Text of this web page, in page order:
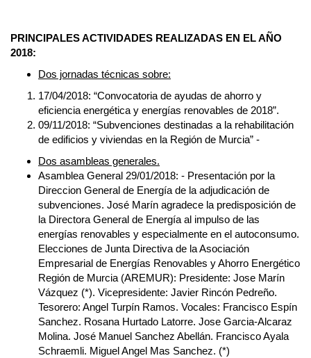
PRINCIPALES ACTIVIDADES REALIZADAS EN EL AÑO
2018:
Dos jornadas técnicas sobre:
17/04/2018: “Convocatoria de ayudas de ahorro y
eficiencia energética y energías renovables de 2018”.
09/11/2018: “Subvenciones destinadas a la rehabilitación
de edificios y viviendas en la Región de Murcia” -
Dos asambleas generales.
Asamblea General 29/01/2018: - Presentación por la
Direccion General de Energía de la adjudicación de
subvenciones. José Marín agradece la predisposición de
la Directora General de Energía al impulso de las
energías renovables y especialmente en el autoconsumo.
Elecciones de Junta Directiva de la Asociación
Empresarial de Energías Renovables y Ahorro Energético
Región de Murcia (AREMUR): Presidente: Jose Marín
Vázquez (*). Vicepresidente: Javier Rincón Pedreño.
Tesorero: Angel Turpín Ramos. Vocales: Francisco Espín
Sanchez. Rosana Hurtado Latorre. Jose Garcia-Alcaraz
Molina. José Manuel Sanchez Abellán. Francisco Ayala
Schraemli. Miguel Angel Mas Sanchez. (*)